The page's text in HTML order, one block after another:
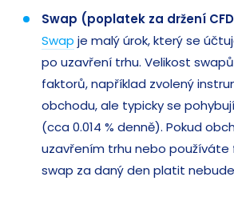
Swap (poplatek za držení
Swap je malý úrok, který se
po uzavření trhu. Velikost
faktorů, například zvolený
obchodu, ale typicky se
(cca 0.014 % denně). Pokud
uzavřením trhu nebo používáte
swap za daný den platit